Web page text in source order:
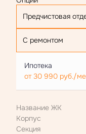
Предчистовая
С ремонтом
Ипотека
от 30 990 руб./
Название ЖК
Корпус
Секция